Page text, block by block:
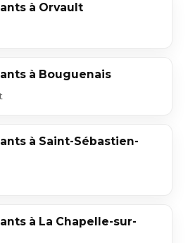
à Orvault
à Bouguenais
à Saint-Sébastien-
à La Chapelle-sur-